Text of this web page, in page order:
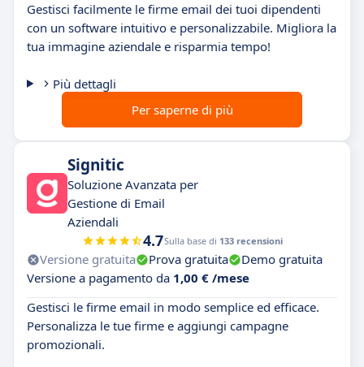
Gestisci facilmente le firme email dei tuoi dipendenti
con un software intuitivo e personalizzabile. Migliora la
tua immagine aziendale e risparmia tempo!
Più dettagli
Per saperne di più
Signitic
Soluzione Avanzata per
Gestione di Email
Aziendali
4.7Sulla base di 133 recensioni
Versione gratuita Prova gratuita
Demo gratuita
Versione a pagamento da 1,00 € /mese
Gestisci le firme email in modo semplice ed efficace.
Personalizza le tue firme e aggiungi campagne
promozionali.